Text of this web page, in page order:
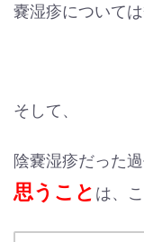
嚢湿疹について
そして、
陰嚢湿疹だった
思うこと は、こ